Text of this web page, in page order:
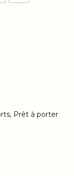
, Prêt à porter